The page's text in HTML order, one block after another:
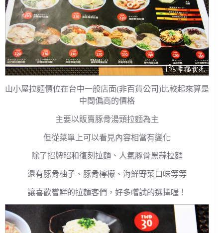
山小屋拉麵價位在台中一般店面(非百貨公司)比較起來算是
中間偏高的價格
主要以販賣豚骨湯頭拉麵為主
但從菜單上可以看見內容相當有變化
除了招牌昭和復刻拉麵、人氣豚骨黑蒜拉麵
還有豚骨柚子、豚骨檸檬、海鮮野菜口味等等
讓喜歡嘗鮮的拉麵客們，好多嚐試的選擇喔！